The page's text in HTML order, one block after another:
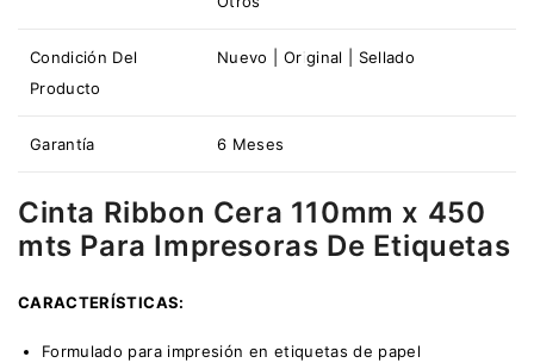
Condición Del
Producto
Nuevo | Original | Sellado
Garantía 6 Meses
Cinta Ribbon Cera 110mm x 450
mts Para Impresoras De Etiquetas
CARACTERÍSTICAS:
Formulado para impresión en etiquetas de papel